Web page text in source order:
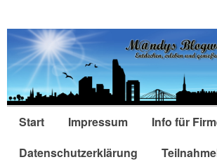
Start Impressum
Info für
Datenschutzerklärung